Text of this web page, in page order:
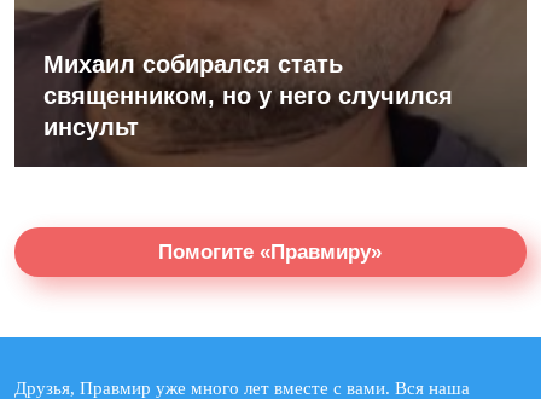
Михаил собирался стать
священником, но у него случился
инсульт
Помогите «Правмиру»
Друзья, Правмир уже много лет вместе с вами. Вся наша